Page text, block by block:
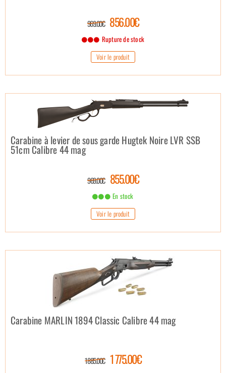
969.00€ 856.00€
Rupture de stock
Voir le produit
Carabine à levier de sous garde Hugtek Noire LVR SSB
51cm Calibre 44 mag
969.00€ 855.00€
En stock
Voir le produit
Carabine MARLIN 1894 Classic Calibre 44 mag
1 885.00€ 1 775.00€